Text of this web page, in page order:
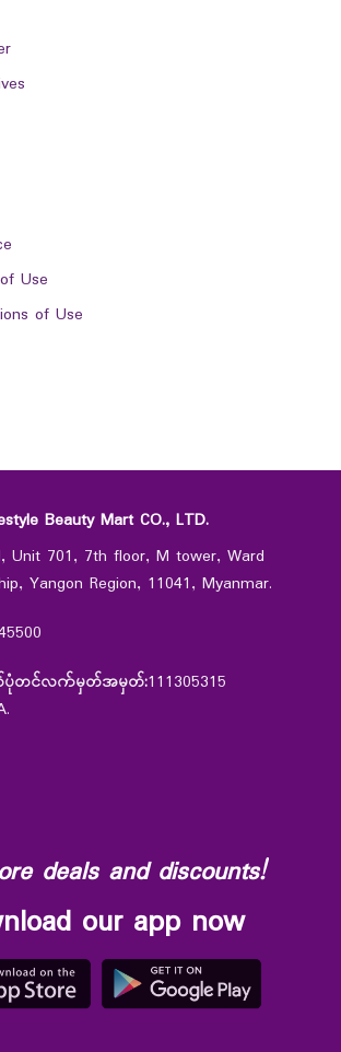
Use
of Use
Beauty Mart CO., LTD.
Unit 701, 7th floor, M tower, Ward
Yangon Region, 11041, Myanmar.
မှတ်ပုံတင်လက်မှတ်အမှတ်:111305315
deals and discounts!
our app now